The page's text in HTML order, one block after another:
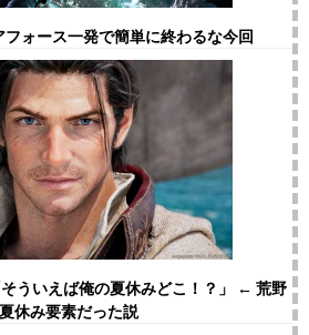
フォース一発で簡単に終わるな今回
そういえば俺の夏休みどこ！？」 ← 荒野
休み要素だった説